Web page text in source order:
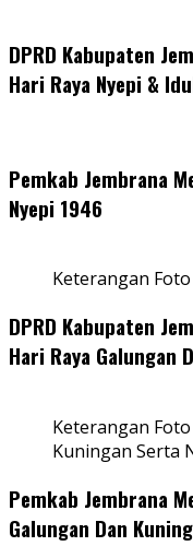
DPRD Kabupaten
Hari Raya Nyepi &
Pemkab Jembrana
Nyepi 1946
Keterangan
DPRD Kabupaten
Hari Raya Galungan
Keterangan
Kuningan Serta
Pemkab Jembrana
Galungan Dan